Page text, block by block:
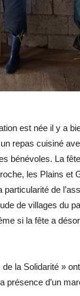
est née il y a
un repas cuisiné
bénévoles. La
les Plains et
de
de villages du
si la fête a
la Solidarité »
présence d’un